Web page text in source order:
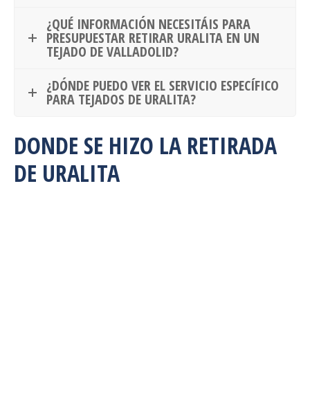
¿QUÉ INFORMACIÓN NECESITÁIS PARA
PRESUPUESTAR RETIRAR URALITA EN UN
TEJADO DE VALLADOLID?
¿DÓNDE PUEDO VER EL SERVICIO ESPECÍFICO
PARA TEJADOS DE URALITA?
DONDE SE HIZO LA RETIRADA
DE URALITA